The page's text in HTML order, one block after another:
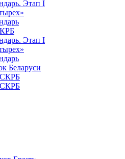
Этап I
Этап I
Беларуси